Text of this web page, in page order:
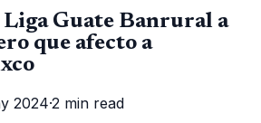
Liga Guate Banrural a
que afecto a
2024·2 min read